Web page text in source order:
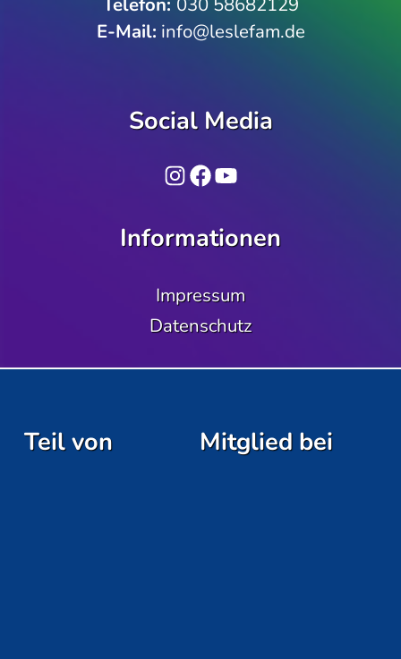
E-Mail: info@leslefam.de
Social Media
Instagram
Facebook
YouTube
Informationen
Impressum
Datenschutz
Teil von Mitglied bei